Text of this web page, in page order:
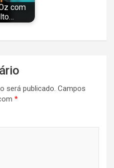
com
será publicado. Campos
*